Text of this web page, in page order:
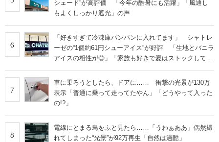
シェード”が高評価 「今年の酷暑にも活躍」「風通し
もよくしっかり遮光」の声
6
「好きすぎて冷凍庫パンパンに入れてます」 シャトレ
ーゼの“1個約61円シューアイス”が好評 「生地とバニラ
アイスの相性が◎」「家族も好きで夏はストックして
7
車に乗ろうとしたら、ドアに…… 衝撃の光景が130万
表示「普通に乗って走ってたやん」「どうやって入った
の!?」
8
電線にとまる鳥をふと見たら……「うわぁああ」偶然撮
れてしまった“光景”が92万再生「自然は過酷」